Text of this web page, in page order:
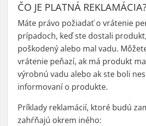
ČO JE PLATNÁ REKLAMÁCIA?
Máte právo požiadať o vrátenie
prípadoch, keď ste dostali
poškodený alebo mal vadu.
vrátenie peňazí, ak má produkt
výrobnú vadu alebo ak ste boli
informovaní o produkte.
Príklady reklamácií, ktoré budú
zahŕňajú okrem iného: